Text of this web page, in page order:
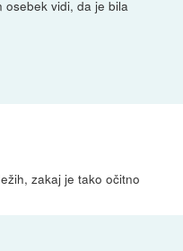
osebek vidi, da je bila
zakaj je tako očitno